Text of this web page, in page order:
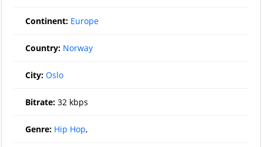
Continent: Europe
Country: Norway
City: Oslo
Bitrate: 32 kbps
Genre: Hip Hop,